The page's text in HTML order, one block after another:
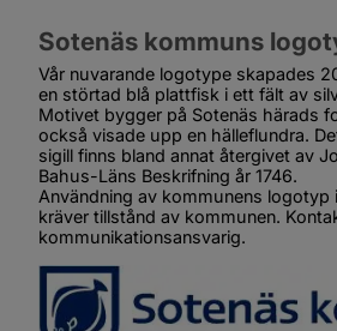
Sotenäs kommuns
Vår nuvarande logotype skapades
en störtad blå plattfisk i ett fält av
Motivet bygger på Sotenäs härads
också visade upp en hälleflundra.
sigill finns bland annat återgivet av
Bahus-Läns Beskrifning år 1746.
Användning av kommunens logotyp
kräver tillstånd av kommunen.
kommunikationsansvarig.